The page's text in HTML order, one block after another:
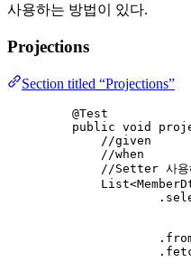
사용하는 방법이 있다.
Projections
Section titled “Projections”
@Test
public void
//given
//when
//Setter 사용
List<
.
.
.